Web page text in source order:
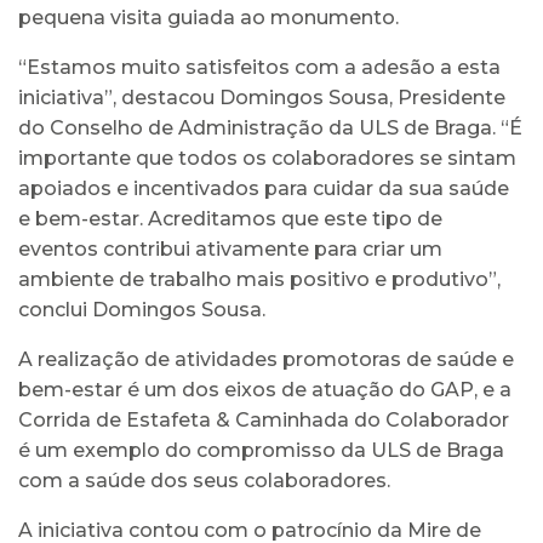
pequena visita guiada ao monumento.
“Estamos muito satisfeitos com a adesão a esta
iniciativa”, destacou Domingos Sousa, Presidente
do Conselho de Administração da ULS de Braga. “É
importante que todos os colaboradores se sintam
apoiados e incentivados para cuidar da sua saúde
e bem-estar. Acreditamos que este tipo de
eventos contribui ativamente para criar um
ambiente de trabalho mais positivo e produtivo”,
conclui Domingos Sousa.
A realização de atividades promotoras de saúde e
bem-estar é um dos eixos de atuação do GAP, e a
Corrida de Estafeta & Caminhada do Colaborador
é um exemplo do compromisso da ULS de Braga
com a saúde dos seus colaboradores.
A iniciativa contou com o patrocínio da Mire de